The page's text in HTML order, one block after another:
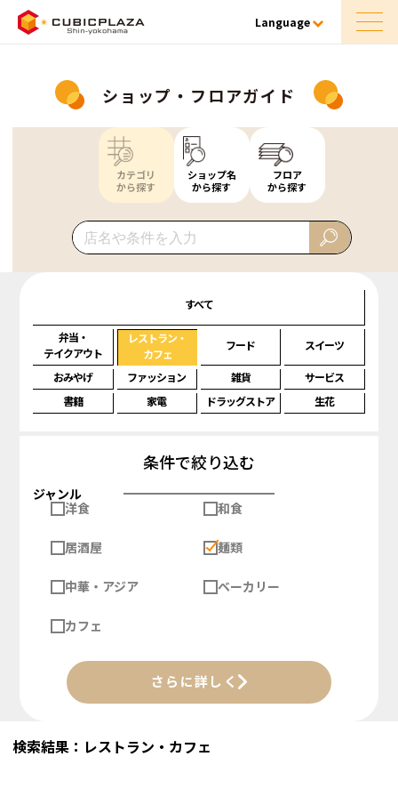
Language
ショップ・フロアガイド
カテゴリ
から探す
ショップ名
から探す
フロア
から探す
すべて
弁当・
テイクアウト
レストラン・
カフェ
フード スイーツ
おみやげ ファッション 雑貨
サービス
書籍
家電 ドラッグストア 生花
条件で絞り込む
ジャンル
洋食
和食
居酒屋 麺類
中華・アジア ベーカリー
カフェ
さらに詳しく
検索結果：レストラン・カフェ